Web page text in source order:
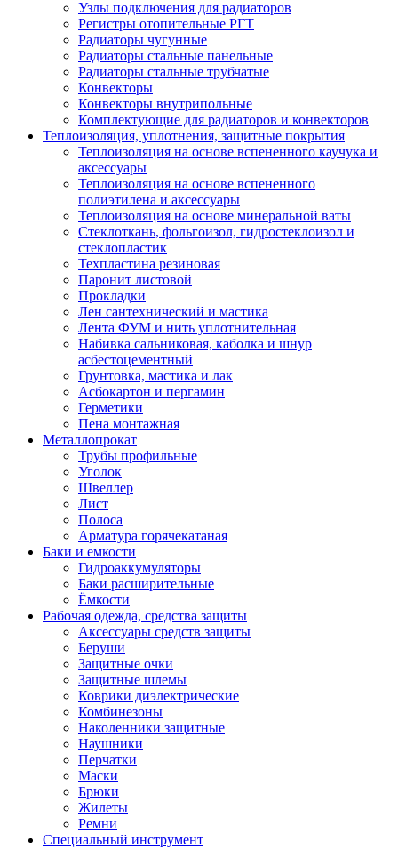
Узлы подключения для радиаторов
Регистры отопительные РГТ
Радиаторы чугунные
Радиаторы стальные панельные
Радиаторы стальные трубчатые
Конвекторы
Конвекторы внутрипольные
Комплектующие для радиаторов и конвекторов
Теплоизоляция, уплотнения, защитные покрытия
Теплоизоляция на основе вспененного каучука и
аксессуары
Теплоизоляция на основе вспененного
полиэтилена и аксессуары
Теплоизоляция на основе минеральной ваты
Стеклоткань, фольгоизол, гидростеклоизол и
стеклопластик
Техпластина резиновая
Паронит листовой
Прокладки
Лен сантехнический и мастика
Лента ФУМ и нить уплотнительная
Набивка сальниковая, каболка и шнур
асбестоцементный
Грунтовка, мастика и лак
Асбокартон и пергамин
Герметики
Пена монтажная
Металлопрокат
Трубы профильные
Уголок
Швеллер
Лист
Полоса
Арматура горячекатаная
Баки и емкости
Гидроаккумуляторы
Баки расширительные
Ёмкости
Рабочая одежда, средства защиты
Аксессуары средств защиты
Беруши
Защитные очки
Защитные шлемы
Коврики диэлектрические
Комбинезоны
Наколенники защитные
Наушники
Перчатки
Маски
Брюки
Жилеты
Ремни
Специальный инструмент